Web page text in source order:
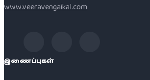
www.veeravengaikal.com
இணைப்புகள்